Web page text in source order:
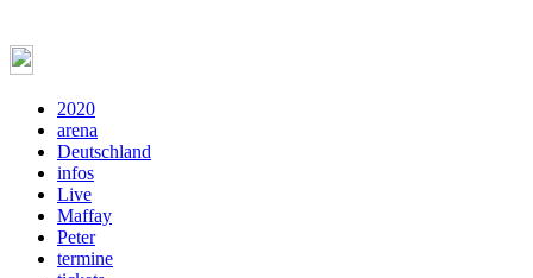
2020
arena
Deutschland
infos
Live
Maffay
Peter
termine